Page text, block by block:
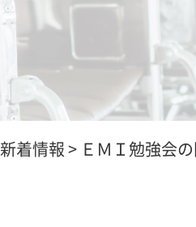
新着情報 > ＥＭＩ勉強会